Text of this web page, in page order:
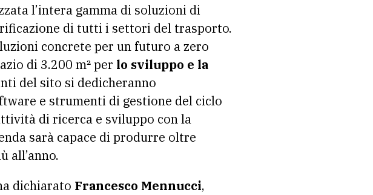
l’intera gamma di soluzioni di
di tutti i settori del trasporto.
concrete per un futuro a zero
di 3.200 m² per lo sviluppo e la
del sito si dedicheranno
e strumenti di gestione del ciclo
di ricerca e sviluppo con la
sarà capace di produrre oltre
all’anno.
dichiarato Francesco Mennucci,